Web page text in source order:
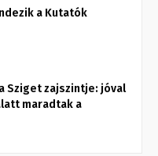
a Kutatók
Sziget zajszintje: jóval
maradtak a